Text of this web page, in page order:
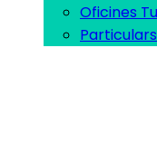
Oficines
Particulars